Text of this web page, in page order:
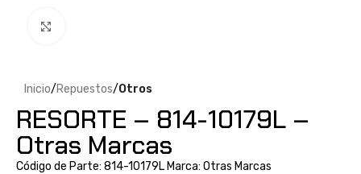
Inicio Repuestos Otros
RESORTE – 814-10179L –
Otras Marcas
Código de Parte: 814-10179L Marca: Otras Marcas